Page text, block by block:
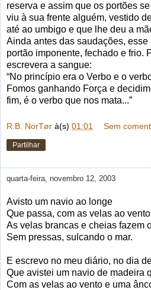
reserva e assim que os portões
viu à sua frente alguém, vestido
até ao umbigo e que lhe deu a
Ainda antes das saudações,
portão imponente, fechado e frio.
escrevera a sangue:
“No princípio era o Verbo e o
Fomos ganhando Força e
fim, é o verbo que nos mata...”
R.B. NorTør à(s) 01:01 Sem
Partilhar
quarta-feira, novembro 12, 2003
Avisto um navio ao longe
Que passa, com as velas ao
As velas brancas e cheias fazem
Sem pressas, sulcando o mar.
E escrevo no meu diário, no dia
Que avistei um navio de madeira
Com as velas ao vento e uma